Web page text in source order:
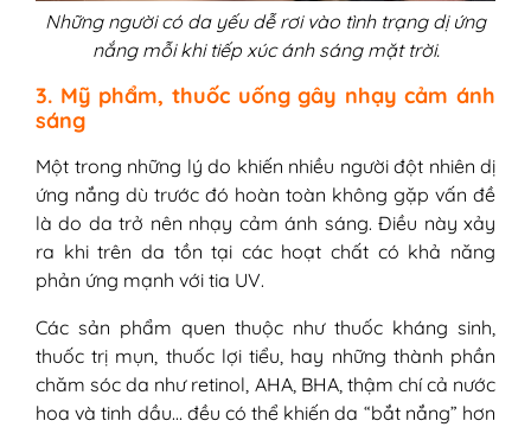
Những người có da yếu dễ rơi vào tình trạng dị ứng
nắng mỗi khi tiếp xúc ánh sáng mặt trời.
3. Mỹ phẩm, thuốc uống gây nhạy cảm ánh
sáng
Một trong những lý do khiến nhiều người đột nhiên dị
ứng nắng dù trước đó hoàn toàn không gặp vấn đề
là do da trở nên nhạy cảm ánh sáng. Điều này xảy
ra khi trên da tồn tại các hoạt chất có khả năng
phản ứng mạnh với tia UV.
Các sản phẩm quen thuộc như thuốc kháng sinh,
thuốc trị mụn, thuốc lợi tiểu, hay những thành phần
chăm sóc da như retinol, AHA, BHA, thậm chí cả nước
hoa và tinh dầu… đều có thể khiến da “bắt nắng” hơn